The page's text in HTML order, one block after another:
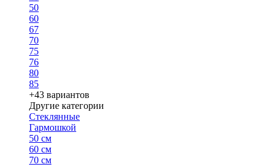
50
60
67
70
75
76
80
85
+43 вариантов
Другие категории
Стеклянные
Гармошкой
50 см
60 см
70 см